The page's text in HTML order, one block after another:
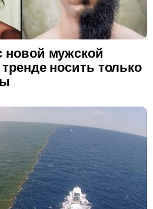
новой мужской
носить только